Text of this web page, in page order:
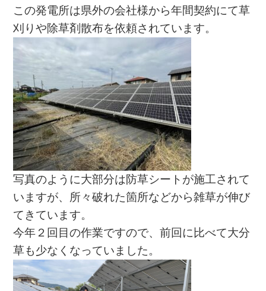
この発電所は県外の会社様から年間契約にて草
刈りや除草剤散布を依頼されています。
写真のように大部分は防草シートが施工されて
いますが、所々破れた箇所などから雑草が伸び
てきています。
今年２回目の作業ですので、前回に比べて大分
草も少なくなっていました。